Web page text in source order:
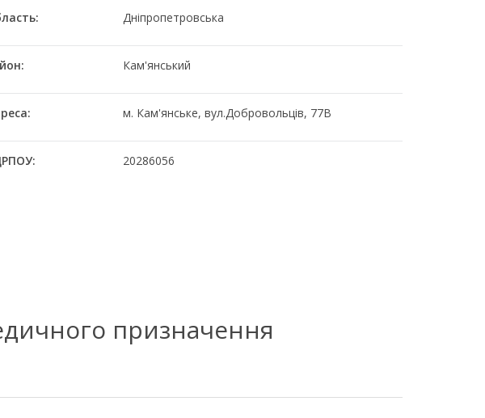
Дніпропетровська
Кам'янський
м. Кам'янське, вул.Добровольців, 77В
20286056
призначення